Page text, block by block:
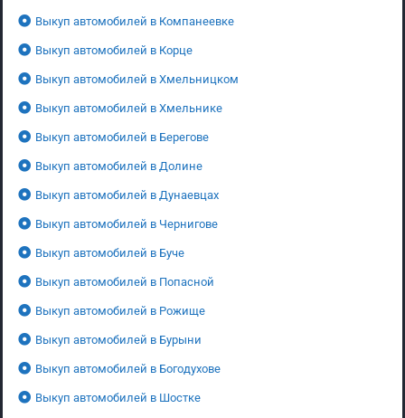
Выкуп автомобилей в Компанеевке
Выкуп автомобилей в Корце
Выкуп автомобилей в Хмельницком
Выкуп автомобилей в Хмельнике
Выкуп автомобилей в Берегове
Выкуп автомобилей в Долине
Выкуп автомобилей в Дунаевцах
Выкуп автомобилей в Чернигове
Выкуп автомобилей в Буче
Выкуп автомобилей в Попасной
Выкуп автомобилей в Рожище
Выкуп автомобилей в Бурыни
Выкуп автомобилей в Богодухове
Выкуп автомобилей в Шостке